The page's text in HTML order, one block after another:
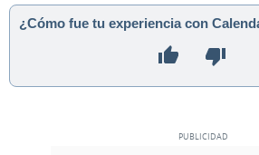
¿Cómo fue tu experiencia con